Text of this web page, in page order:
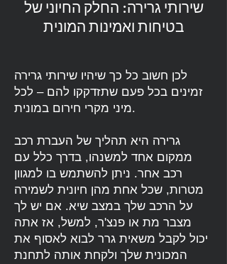
שירותי גרירה: החלק החיוני של
בטיחות ואמינות המונית
לכן חשוב כל כך שיהיו שירותי גרירה
זמינים בכל פעם שתזדקקו להם – לכל
מיני מקרי חירום במונית.
גרירה היא תהליך של העברת רכב
ממקום אחד למשנהו, בדרך כלל עם
רכב אחר. ניתן להשתמש בו למגוון
מטרות, שכל אחת מהן חיונית לשמירה
על הרכב שלך במצב שיא. אם יש לך
מצבר מת או פנצ'ר, למשל, אז אתה
יכול לקבל משאית גרר לבוא לאסוף את
המכונית שלך ולקחת אותה לתחנת